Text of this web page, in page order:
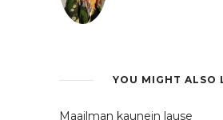
YOU MIGHT ALSO
Maailman kaunein lause